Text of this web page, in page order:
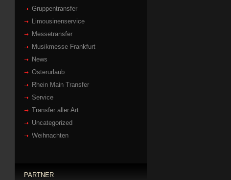
Gruppentransfer
Limousinenservice
Messetransfer
Musikmesse Frankfurt
News
Osterurlaub
Rhein Main Transfer
Service
Transfer aller Art
Uncategorized
Weihnachten
PARTNER